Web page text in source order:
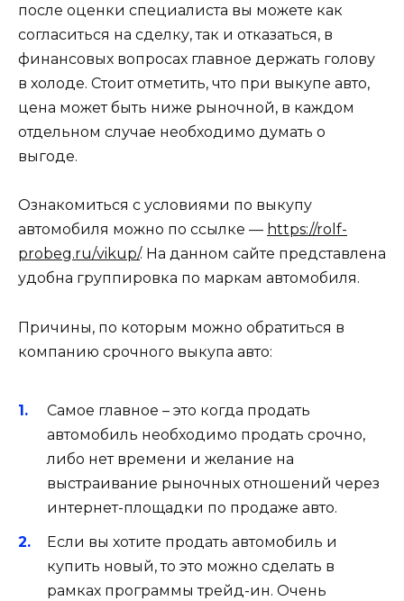
после оценки специалиста вы можете как
согласиться на сделку, так и отказаться, в
финансовых вопросах главное держать голову
в холоде. Стоит отметить, что при выкупе авто,
цена может быть ниже рыночной, в каждом
отдельном случае необходимо думать о
выгоде.
Ознакомиться с условиями по выкупу
автомобиля можно по ссылке — https://rolf-
probeg.ru/vikup/. На данном сайте представлена
удобна группировка по маркам автомобиля.
Причины, по которым можно обратиться в
компанию срочного выкупа авто:
Самое главное – это когда продать
автомобиль необходимо продать срочно,
либо нет времени и желание на
выстраивание рыночных отношений через
интернет-площадки по продаже авто.
Если вы хотите продать автомобиль и
купить новый, то это можно сделать в
рамках программы трейд-ин. Очень